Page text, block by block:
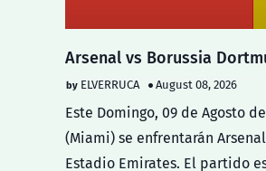
Arsenal vs Borussia
ELVERRUCA August 08, 2026
Este Domingo, 09 de Agosto
(Miami) se enfrentarán
Estadio Emirates. El partido